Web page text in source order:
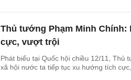
Thủ tướng Phạm Minh
cực, vượt trội
Phát biểu tại Quốc hội chiều 12/11, Thủ
xã hội nước ta tiếp tục xu hướng tích